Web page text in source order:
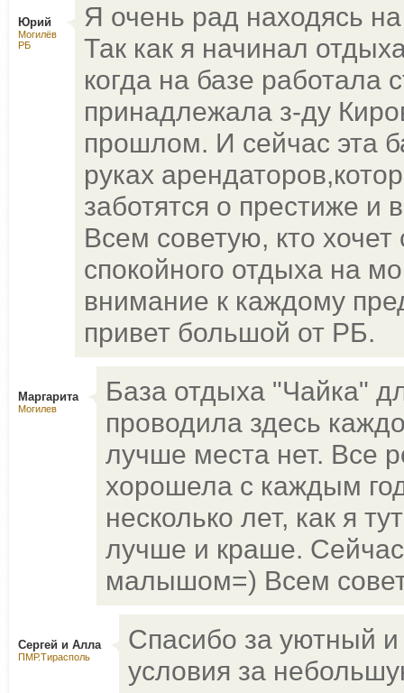
Юрий
Могилёв
РБ
Я очень рад находясь
Так как я начинал
когда на базе работала
принадлежала з-ду
прошлом. И сейчас эта
руках
заботятся о престиже
Всем советую, кто
спокойного отдыха на
внимание к каждому
привет большой от РБ.
Маргарита
Могилев
База отдыха "Чайка"
проводила здесь
лучше места нет. Все
хорошела с каждым
несколько лет, как я
лучше и краше.
малышом=) Всем
Сергей и Алла
ПМР.Тирасполь
Спасибо за уютный
условия за